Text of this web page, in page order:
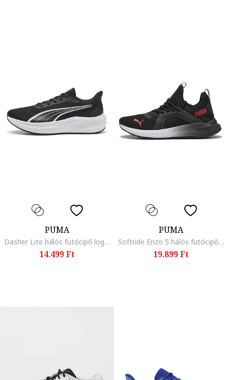
PUMA
Dasher Lite hálós futócipő logóval, Fehér/Fekete
14.499 Ft
PUMA
Softride Enzo 5 hálós futócipő párnázott belső talppal, Fekete/Élénkpiros
19.899 Ft